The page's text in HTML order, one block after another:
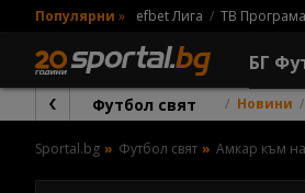
Популярни » efbet Лига ТВ Програма
БГ
Футбол свят Новини
Sportal.bg Футбол свят Амкар към